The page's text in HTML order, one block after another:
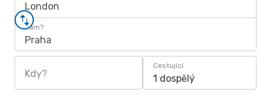
London
Kam?
Praha
Kdy?
Cestující
1 dospělý